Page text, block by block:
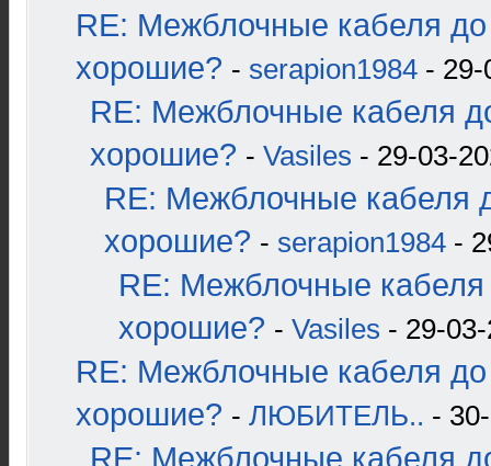
RE: Межблочные кабеля до
хорошие? - serapion1984 - 29-
RE: Межблочные кабеля
хорошие? - Vasiles - 29-03-
RE: Межблочные кабеля
хорошие? - serapion1984 -
RE: Межблочные кабеля
хорошие? - Vasiles - 29-
RE: Межблочные кабеля до
хорошие? - ЛЮБИТЕЛЬ.. -
RE: Межблочные кабеля